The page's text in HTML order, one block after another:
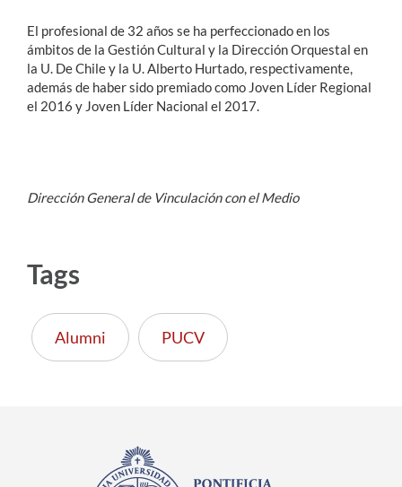
El profesional de 32 años se ha perfeccionado en los
ámbitos de la Gestión Cultural y la Dirección Orquestal en
la U. De Chile y la U. Alberto Hurtado, respectivamente,
además de haber sido premiado como Joven Líder Regional
el 2016 y Joven Líder Nacional el 2017.
Dirección General de Vinculación con el Medio
Tags
Alumni PUCV